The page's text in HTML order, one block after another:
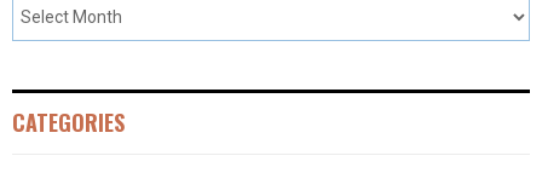
CATEGORIES